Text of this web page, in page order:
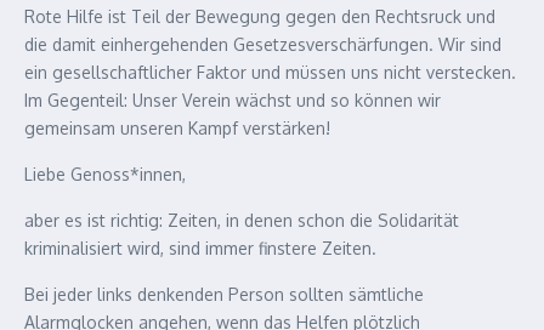
Rote Hilfe ist Teil der Bewegung gegen den Rechtsruck und
die damit einhergehenden Gesetzesverschärfungen. Wir sind
ein gesellschaftlicher Faktor und müssen uns nicht verstecken.
Im Gegenteil: Unser Verein wächst und so können wir
gemeinsam unseren Kampf verstärken!
Liebe Genoss*innen,
aber es ist richtig: Zeiten, in denen schon die Solidarität
kriminalisiert wird, sind immer finstere Zeiten.
Bei jeder links denkenden Person sollten sämtliche
Alarmglocken angehen, wenn das Helfen plötzlich